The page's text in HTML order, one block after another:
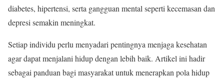
diabetes, hipertensi, serta gangguan mental seperti kecemasan dan
depresi semakin meningkat.
Setiap individu perlu menyadari pentingnya menjaga kesehatan
agar dapat menjalani hidup dengan lebih baik. Artikel ini hadir
sebagai panduan bagi masyarakat untuk menerapkan pola hidup